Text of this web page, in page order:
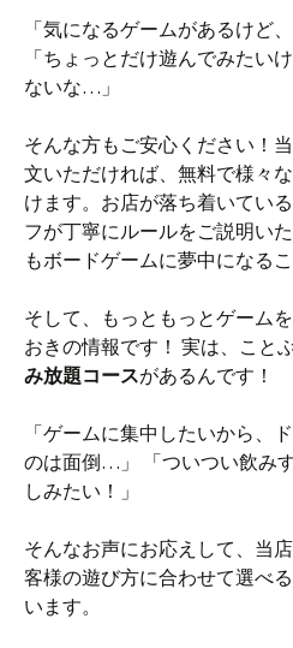
「気になるゲームがあるけど
「ちょっとだけ遊んでみたい
ないな…」
そんな方もご安心ください！
文いただければ、無料で様々
けます。お店が落ち着いてい
フが丁寧にルールをご説明い
もボードゲームに夢中になる
そして、もっともっとゲーム
おきの情報です！ 実は、こと
み放題コースがあるんです！
「ゲームに集中したいから、
のは面倒…」 「ついつい飲み
しみたい！」
そんなお声にお応えして、当
客様の遊び方に合わせて選べ
います。